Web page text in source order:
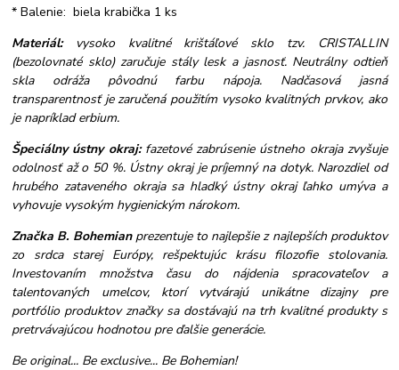
* Balenie: biela krabička 1 ks
Materiál:
vysoko kvalitné krištáľové sklo tzv. CRISTALLIN
(bezolovnaté sklo) zaručuje stály lesk a jasnosť. Neutrálny odtieň
skla odráža pôvodnú farbu nápoja. Nadčasová jasná
transparentnosť je zaručená použitím vysoko kvalitných prvkov, ako
je napríklad erbium.
Špeciálny ústny okraj: fazetové zabrúsenie ústneho okraja zvyšuje
odolnosť až o 50 %. Ústny okraj je príjemný na dotyk. Narozdiel od
hrubého zataveného okraja sa hladký ústny okraj ľahko umýva a
vyhovuje vysokým hygienickým nárokom.
Značka B. Bohemianprezentuje to najlepšie z najlepších produktov
zo srdca starej Európy, rešpektujúc krásu filozofie stolovania.
Investovaním množstva času do nájdenia spracovateľov a
talentovaných umelcov, ktorí vytvárajú unikátne dizajny pre
portfólio produktov značky sa dostávajú na trh kvalitné produkty s
pretrvávajúcou hodnotou pre ďalšie generácie.
Be original... Be exclusive... Be Bohemian!